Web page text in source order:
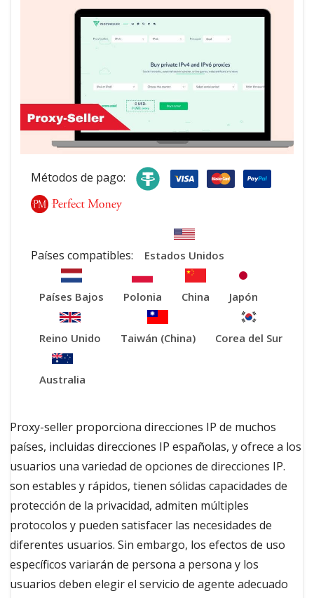
Métodos de pago:
Países compatibles: Estados Unidos
Países Bajos Polonia China Japón
Reino Unido Taiwán (China) Corea del Sur
Australia
Proxy-seller proporciona direcciones IP de muchos
países, incluidas direcciones IP españolas, y ofrece a los
usuarios una variedad de opciones de direcciones IP.
son estables y rápidos, tienen sólidas capacidades de
protección de la privacidad, admiten múltiples
protocolos y pueden satisfacer las necesidades de
diferentes usuarios. Sin embargo, los efectos de uso
específicos variarán de persona a persona y los
usuarios deben elegir el servicio de agente adecuado